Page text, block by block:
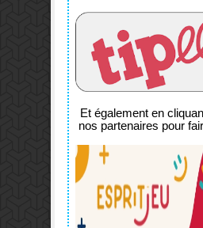
Et également en
nos partenaires pour